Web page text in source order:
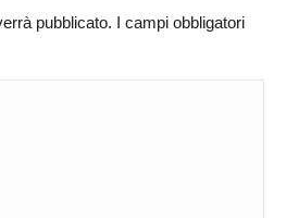
pubblicato. I campi obbligatori